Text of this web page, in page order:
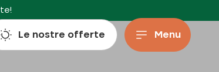
Le nostre offerte Menu